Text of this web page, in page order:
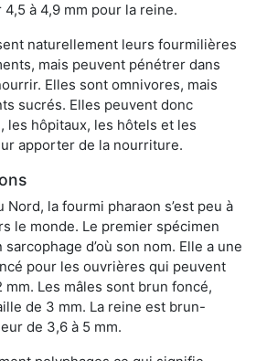
à 4,9 mm pour la reine.
naturellement leurs fourmilières
mais peuvent pénétrer dans
Elles sont omnivores, mais
sucrés. Elles peuvent donc
les hôpitaux, les hôtels et les
apporter de la nourriture.
Nord, la fourmi pharaon s’est peu à
le monde. Le premier spécimen
d’où son nom. Elle a une
pour les ouvrières qui peuvent
mm. Les mâles sont brun foncé,
de 3 mm. La reine est brun-
de 3,6 à 5 mm.